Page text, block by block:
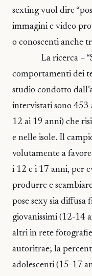
sexting vuol dire
immagini e video
o conoscenti anche
La ricerca –
comportamenti dei
studio condotto
intervistati sono 453
12 ai 19 anni) che
e nelle isole. Il
volutamente a
i 12 e i 17 anni, per
produrre e
pose sexy sia
giovanissimi (12-14
altri in rete fotografie
autoritrae; la
adolescenti (15-17